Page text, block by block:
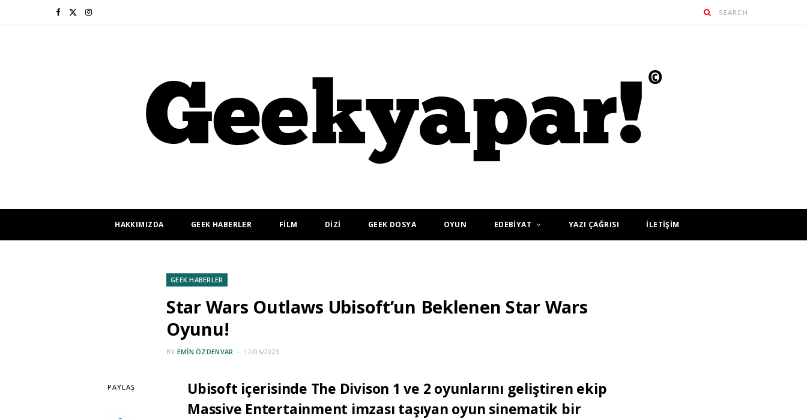
F I
HAKKIMIZDA GEEK HABERLER FİLM DİZİ GEEK DOSYA OYUN EDEBİYAT YAZI ÇAĞRISI İLETİŞİM
GEEK HABERLER
Star Wars Outlaws Ubisoft’un Beklenen Star Wars
Oyunu!
BY EMIN ÖZDENVAR 12/06/2023
PAYLAŞ
Ubisoft içerisinde The Divison 1 ve 2 oyunlarını geliştiren ekip
Massive Entertainment imzası taşıyan oyun sinematik bir